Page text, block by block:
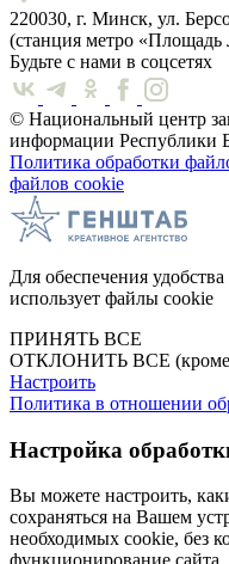
220030, г. Минск, ул.
(станция метро «Площадь
Будьте с нами в соцсетях
© Национальный центр
информации Республики
Политика обработки
файлов cookie
Для обеспечения
использует файлы cookie
ПРИНЯТЬ ВСЕ
ОТКЛОНИТЬ ВСЕ
Настроить
Политика в отношении
Настройка
Вы можете настроить,
сохраняться на Вашем
необходимых cookie, без